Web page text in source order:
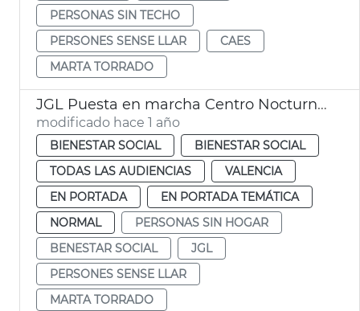
PERSONAS SIN TECHO
PERSONES SENSE LLAR
CAES
MARTA TORRADO
JGL Puesta en marcha Centro Nocturno Refugi para personas sin hogar
modificado hace 1 año
BIENESTAR SOCIAL
BIENESTAR SOCIAL
TODAS LAS AUDIENCIAS
VALENCIA
EN PORTADA
EN PORTADA TEMÁTICA
NORMAL
PERSONAS SIN HOGAR
BENESTAR SOCIAL
JGL
PERSONES SENSE LLAR
MARTA TORRADO